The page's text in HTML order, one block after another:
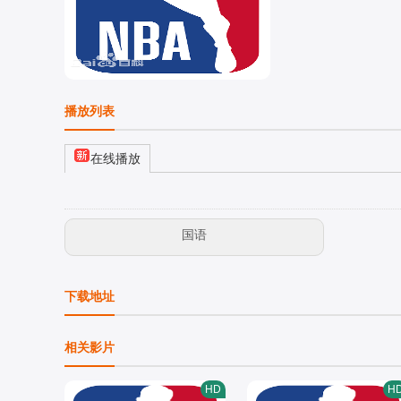
播放列表
在线播放
国语
下载地址
相关影片
HD